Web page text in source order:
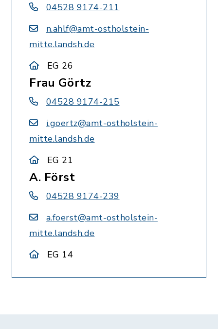
04528 9174-211
n.ahlf@amt-ostholstein-
mitte.landsh.de
EG 26
Frau Görtz
04528 9174-215
i.goertz@amt-ostholstein-
mitte.landsh.de
EG 21
A. Först
04528 9174-239
a.foerst@amt-ostholstein-
mitte.landsh.de
EG 14